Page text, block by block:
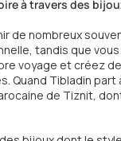
à travers des
de nombreux
tandis que
voyage et créez
Quand Tibladin part
de Tiznit,